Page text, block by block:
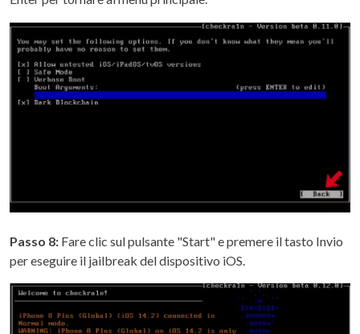
Passo 8: Fare clic sul pulsante "Start" e premere il tasto Invio
per eseguire il jailbreak del dispositivo iOS.